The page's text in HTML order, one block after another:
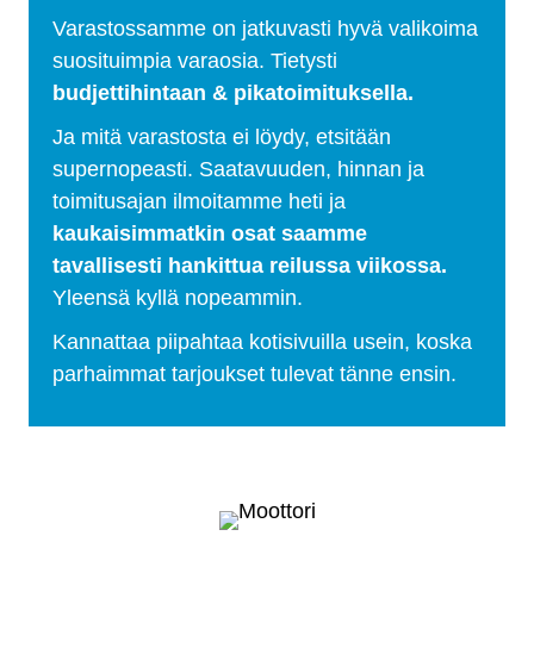
Varastossamme on jatkuvasti hyvä valikoima
suosituimpia varaosia. Tietysti
budjettihintaan & pikatoimituksella.
Ja mitä varastosta ei löydy, etsitään
supernopeasti. Saatavuuden, hinnan ja
toimitusajan ilmoitamme heti ja
kaukaisimmatkin osat saamme
tavallisesti hankittua reilussa viikossa.
Yleensä kyllä nopeammin.
Kannattaa piipahtaa kotisivuilla usein, koska
parhaimmat tarjoukset tulevat tänne ensin.